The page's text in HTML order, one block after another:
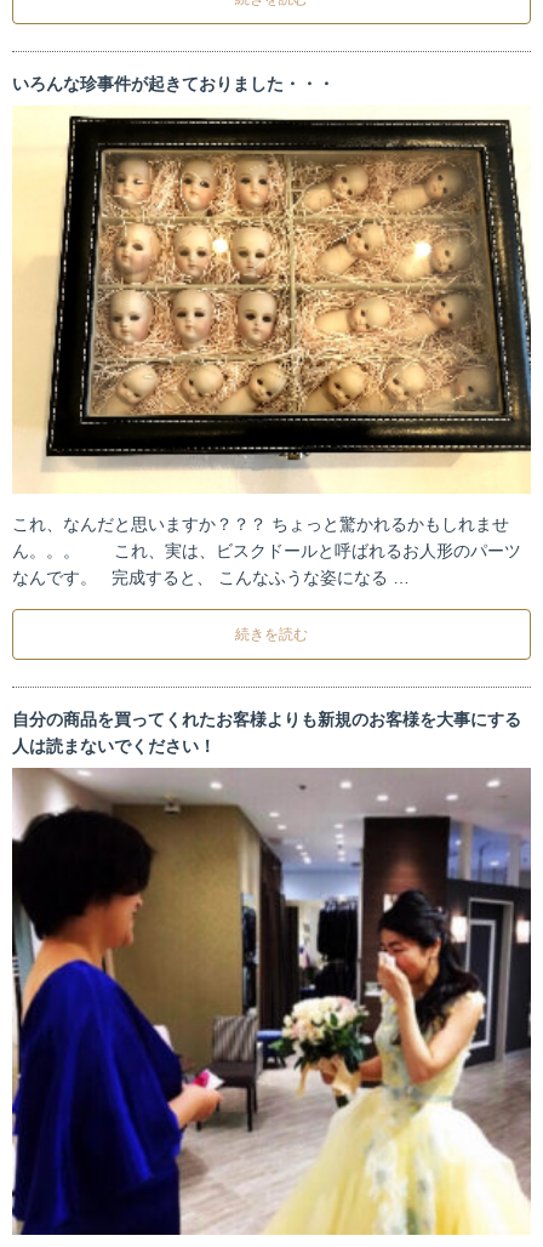
いろんな珍事件が起きておりました・・・
これ、なんだと思いますか？？？ ちょっと驚かれるかもしれませ
ん。。。 これ、実は、ビスクドールと呼ばれるお人形のパーツ
なんです。 完成すると、 こんなふうな姿になる …
続きを読む
自分の商品を買ってくれたお客様よりも新規のお客様を大事にする
人は読まないでください！